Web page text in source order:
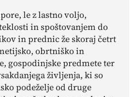
le z lastno voljo,
in spoštovanjem do
in prednic že skoraj četrt
obrtniško in
gospodinjske predmete ter
življenja, ki so
podeželje od druge